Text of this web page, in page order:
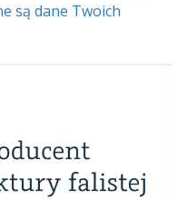
są dane Twoich